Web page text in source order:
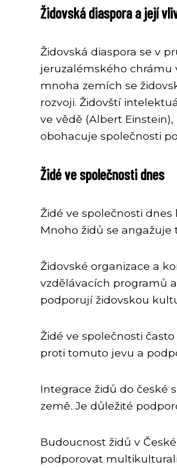
Židovská diaspora a její
Židovská diaspora se v
jeruzalémského chrámu
mnoha zemích se
rozvoji. Židovští
ve vědě (Albert
obohacuje společnosti
Židé ve společnosti dnes
Židé ve společnosti
Mnoho židů se angažuje
Židovské organizace a
vzdělávacích programů
podporují židovskou
Židé ve společnosti
proti tomuto jevu a
Integrace židů do české
země. Je důležité
Budoucnost židů v
podporovat